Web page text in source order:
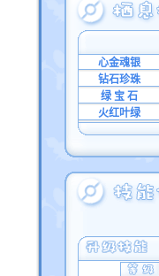
心金魂银
钻石珍珠
绿 宝 石
火红叶绿